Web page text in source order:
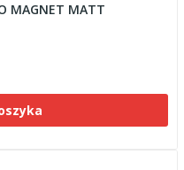
MAGNET MATT